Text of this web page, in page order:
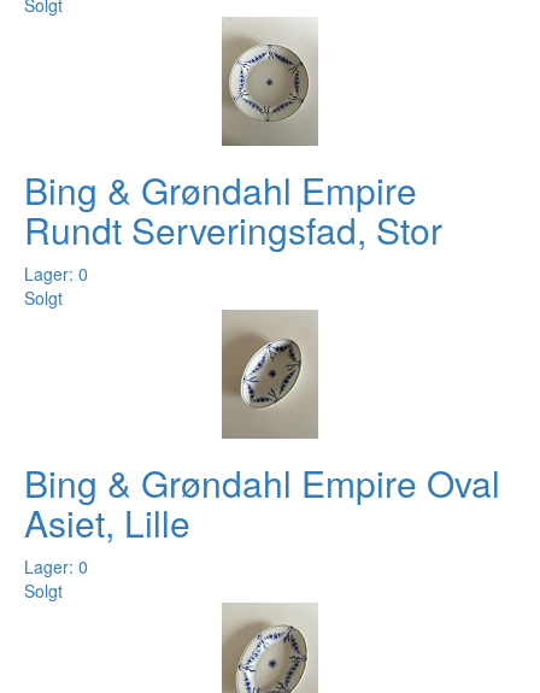
Bing & Grøndahl Empire
Rundt Serveringsfad, Stor
Lager: 0
Solgt
Bing & Grøndahl Empire Oval
Asiet, Lille
Lager: 0
Solgt